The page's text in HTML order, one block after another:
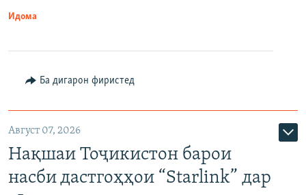
Идома
Ба дигарон фиристед
Август 07, 2026
Нақшаи Тоҷикистон барои
насби дастгоҳҳои “Starlink” дар